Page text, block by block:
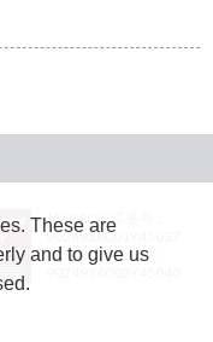
JASRAC許諾番号：
9024936001Y45037
JASRAC許諾番号：
These are
and to give us